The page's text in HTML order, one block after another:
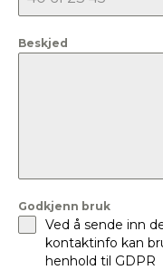
Beskjed
Godkjenn bruk
Ved å sende inn
kontaktinfo kan
henhold til GDPR